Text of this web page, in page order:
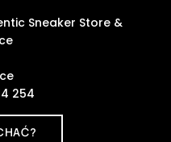
Sneaker Store &
254